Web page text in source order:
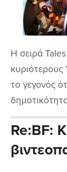
H σειρά
το γεγονός
franchises
Enix και το
στιγμής στην
έχουμε δει
Re:BF: